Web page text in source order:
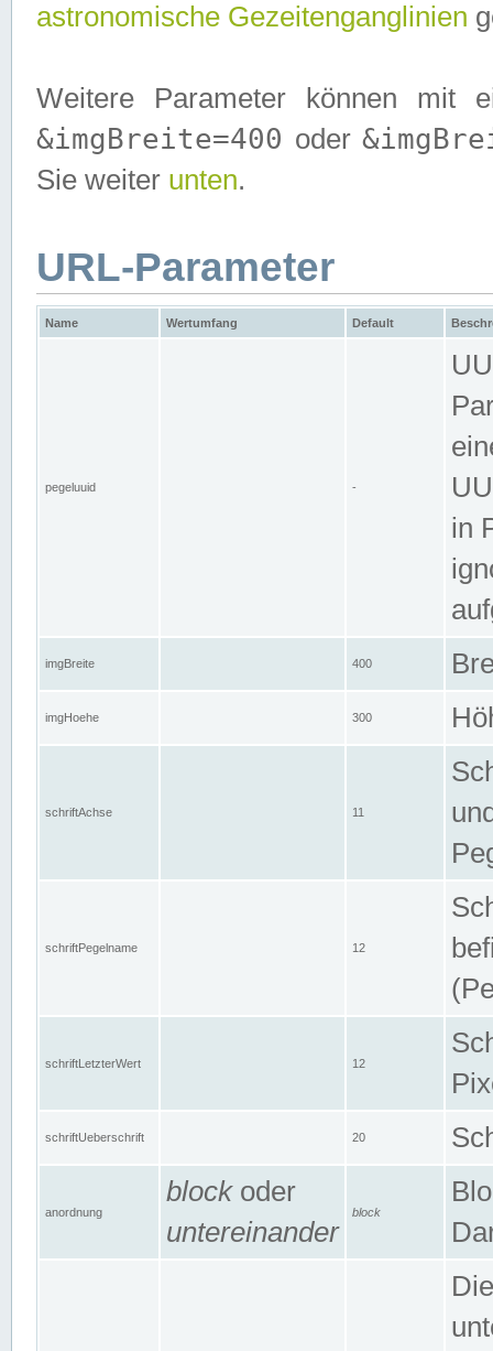
astronomische Gezeitenganglinien
Weitere Parameter können mit
&imgBreite=400 oder
Sie weiter unten.
URL-Parameter
Name Wertumfang Default
pegeluuid -
in
imgBreite 400
imgHoehe 300
schriftAchse 11
schriftPegelname 12
schriftLetzterWert 12
schriftUeberschrift 20
anordnung
blockoder
untereinander
block